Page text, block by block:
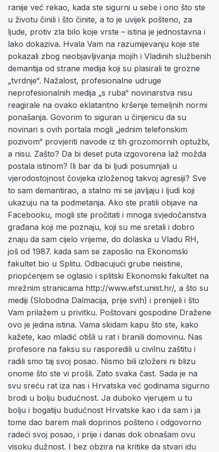
ranije već rekao, kada ste sigurni u sebe i ono što ste
u životu činili i što činite, a to je uvijek pošteno, za
ljude, protiv zla bilo koje vrste – istina je jednostavna i
lako dokaziva. Hvala Vam na razumijevanju koje ste
pokazali zbog neobjavljivanja mojih i Vladinih službenih
demantija od strane medija koji su plasirali te grozne
„tvrdnje“. Nažalost, profesionalne udruge
neprofesionalnih medija „s ruba“ novinarstva nisu
reagirale na ovako eklatantno kršenje temeljnih normi
ponašanja. Govorim to siguran u činjenicu da su
novinari s ovih portala mogli „jednim telefonskim
pozivom“ provjeriti navode iz tih grozomornih optužbi,
a nisu. Zašto? Da bi deset puta izgovorena laž možda
postala istinom? Ili bar da bi ljudi posumnjali u
vjerodostojnost čovjeka izloženog takvoj agresiji? Sve
to sam demantirao, a stalno mi se javljaju i ljudi koji
ukazuju na ta podmetanja. Ako ste pratili objave na
Facebooku, mogli ste pročitati i mnoga svjedočanstva
građana koji me poznaju, koji su me sretali i dobro
znaju da sam cijelo vrijeme, do dolaska u Vladu RH,
još od 1987. kada sam se zaposlio na Ekonomski
fakultet bio u Splitu. Odbacujući grube neistine,
priopćenjem se oglasio i splitski Ekonomski fakultet na
mrežnim stranicama http://www.efst.unist.hr/, a što su
mediji (Slobodna Dalmacija, prije svih) i prenijeli i što
Vam prilažem u privitku. Poštovani gospodine Dražene
ovo je jedina istina. Vama skidam kapu što ste, kako
kažete, kao mladić otišli u rat i branili domovinu. Nas
profesore na faksu su rasporedili u civilnu zaštitu i
radili smo taj svoj posao. Nismo bili izloženi ni blizu
onome što ste vi prošli. Zato svaka čast. Sada je na
svu sreću rat iza nas i Hrvatska već godinama sigurno
brodi u bolju budućnost. Ja duboko vjerujem u tu
bolju i bogatiju budućnost Hrvatske kao i da sam i ja
tome dao barem mali doprinos pošteno i odgovorno
radeći svoj posao, i prije i danas dok obnašam ovu
visoku dužnost. I bez obzira na kritike da stvari idu